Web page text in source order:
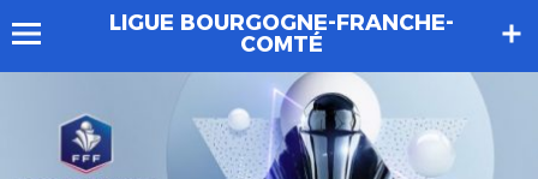
LIGUE BOURGOGNE-FRANCHE-
COMTÉ